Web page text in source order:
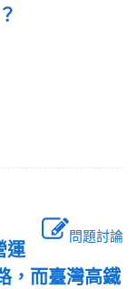
？
問題討論
運
，而臺灣高鐵